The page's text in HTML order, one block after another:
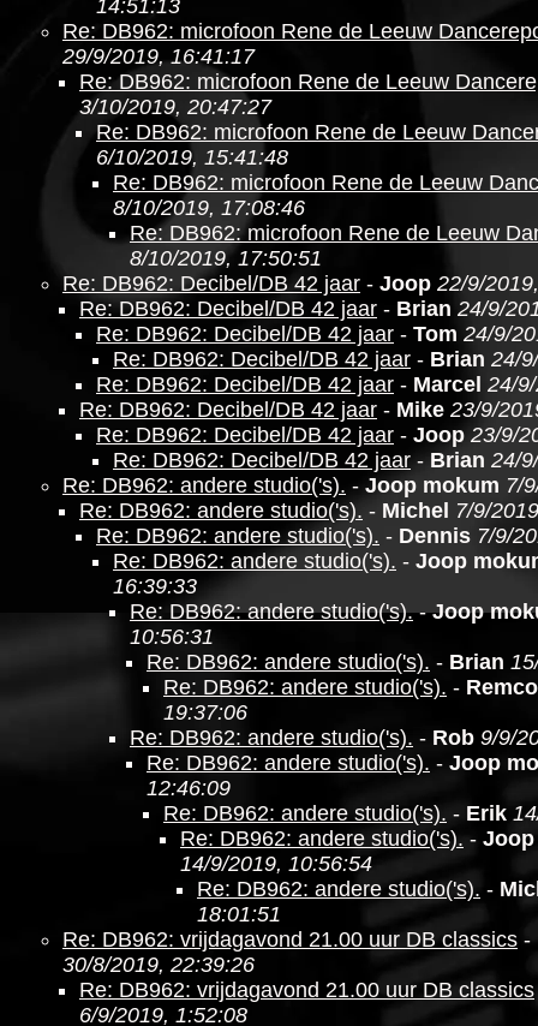
14:51:13
Re: DB962: microfoon Rene de Leeuw
29/9/2019, 16:41:17
Re: DB962: microfoon Rene de Leeuw
3/10/2019, 20:47:27
Re: DB962: microfoon Rene de Leeuw
6/10/2019, 15:41:48
Re: DB962: microfoon Rene de Leeuw
8/10/2019, 17:08:46
Re: DB962: microfoon Rene de Leeuw
8/10/2019, 17:50:51
Re: DB962: Decibel/DB 42 jaar - Joop 22/9/
Re: DB962: Decibel/DB 42 jaar - Brian 24/9/
Re: DB962: Decibel/DB 42 jaar - Tom 24/9/
Re: DB962: Decibel/DB 42 jaar - Brian 24/
Re: DB962: Decibel/DB 42 jaar - Marcel 24/
Re: DB962: Decibel/DB 42 jaar - Mike 23/9/
Re: DB962: Decibel/DB 42 jaar - Joop 23/9/
Re: DB962: Decibel/DB 42 jaar - Brian 24/
Re: DB962: andere studio('s). - Joop mokum 7/
Re: DB962: andere studio('s). - Michel 7/9/
Re: DB962: andere studio('s). - Dennis 7/9/
Re: DB962: andere studio('s). - Joop
16:39:33
Re: DB962: andere studio('s).-Joop
10:56:31
Re: DB962: andere studio('s). - Brian
Re: DB962: andere studio('s). - Remco
19:37:06
Re: DB962: andere studio('s). - Rob 9/9/
Re: DB962: andere studio('s). - Joop
12:46:09
Re: DB962: andere studio('s). - Erik
Re: DB962: andere studio('s). -
14/9/2019, 10:56:54
Re: DB962: andere studio('s). -
18:01:51
Re: DB962: vrijdagavond 21.00 uur DB classics -
30/8/2019, 22:39:26
Re: DB962: vrijdagavond 21.00 uur DB classics
6/9/2019, 1:52:08